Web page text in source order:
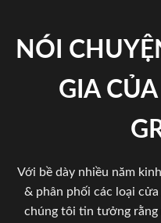
NÓI
GIA
Với bề dày nhiều năm
& phân phối các loại
chúng tôi tin tưởng rằng